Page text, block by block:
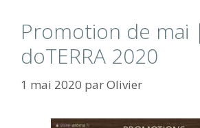
Promotion de mai |
doTERRA 2020
1 mai 2020 parOlivier